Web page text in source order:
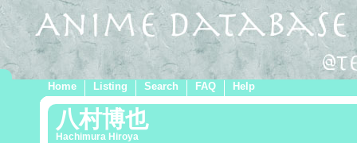
Home Listing Search FAQ Help
八村博也
Hachimura Hiroya